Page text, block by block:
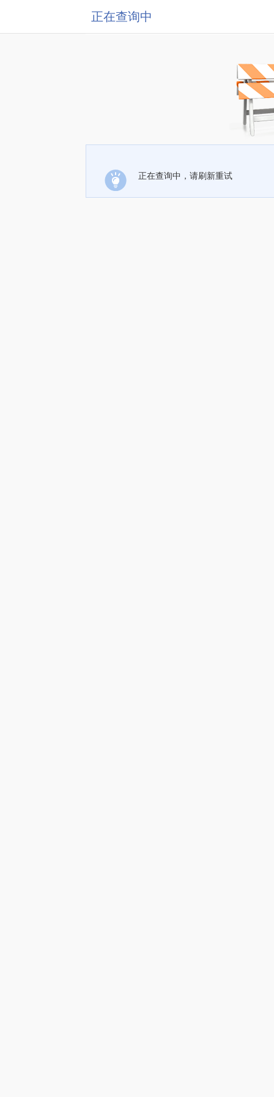
正在查询中
正在查询中，请刷新重试